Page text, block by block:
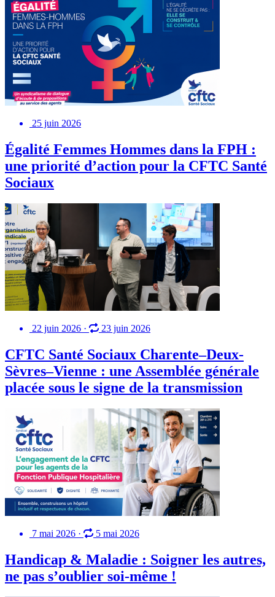
25 juin 2026
Égalité Femmes Hommes dans la FPH :
une priorité d’action pour la CFTC Santé
Sociaux
22 juin 2026 · 23 juin 2026
CFTC Santé Sociaux Charente–Deux-
Sèvres–Vienne : une Assemblée générale
placée sous le signe de la transmission
7 mai 2026 · 5 mai 2026
Handicap & Maladie : Soigner les autres,
ne pas s’oublier soi-même !